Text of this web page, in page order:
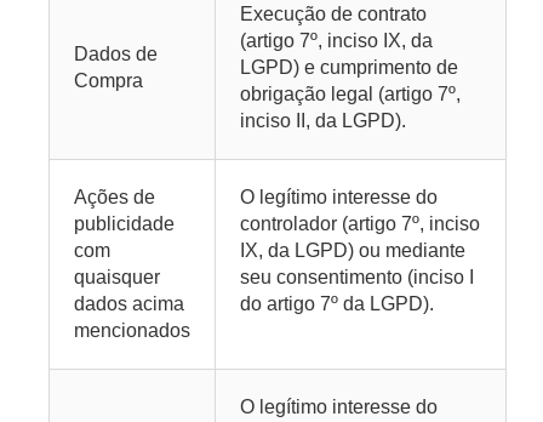
Dados de
Compra
Execução de contrato
(artigo 7º, inciso IX, da
LGPD) e cumprimento de
obrigação legal (artigo 7º,
inciso II, da LGPD).
Ações de
publicidade
com
quaisquer
dados acima
mencionados
O legítimo interesse do
controlador (artigo 7º, inciso
IX, da LGPD) ou mediante
seu consentimento (inciso I
do artigo 7º da LGPD).
O legítimo interesse do